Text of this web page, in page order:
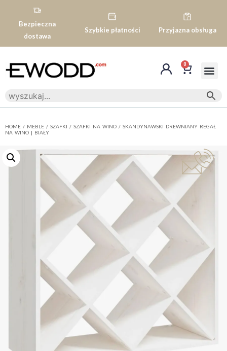
Bezpieczna
dostawa
Szybkie płatności Przyjazna obsługa
0
HOME / MEBLE / SZAFKI / SZAFKI NA WINO / SKANDYNAWSKI DREWNIANY REGAŁ
NA WINO | BIAŁY